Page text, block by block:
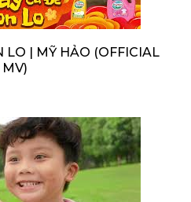
LO | MỸ HẢO (OFFICIAL
MV)